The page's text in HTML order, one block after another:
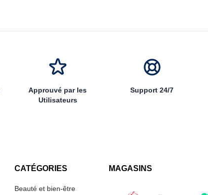
Approuvé par les
Utilisateurs
Support 24/7
CATÉGORIES
Beauté et bien-être
MAGASINS